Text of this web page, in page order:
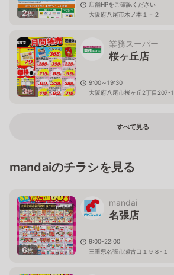
2枚
店舗HPをご確認ください
大阪府八尾市木ノ本１－２
3枚
業務スーパー
桜ヶ丘店
9:00～19:30
大阪府八尾市桜ヶ丘2丁目207-1
すべて見る
mandaiのチラシを見る
6枚
mandai
名張店
9:00-22:00
三重県名張市瀬古口１９８-１